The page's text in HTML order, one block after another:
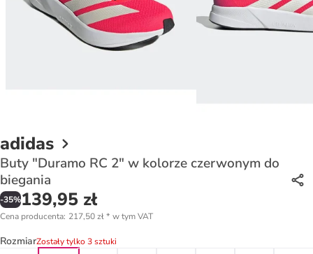
adidas
Buty "Duramo RC 2" w kolorze czerwonym do
biegania
-35%139,95 zł
Cena producenta: 217,50 zł* w tym VAT
RozmiarZostały tylko 3 sztuki